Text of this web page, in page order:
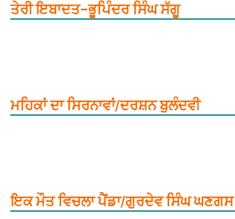
ਤੇਰੀ ਇਬਾਦਤ–ਭੂਪਿੰਦਰ ਸਿੰਘ ਸੱਗੂ
ਮਹਿਕਾਂ ਦਾ ਸਿਰਨਾਵਾਂ/ਦਰਸ਼ਨ ਬੁਲੰਦਵੀ
ਇਕ ਮੌਤ ਵਿਚਲਾ ਪੈਂਡਾ/ਗੁਰਦੇਵ ਸਿੰਘ ਘਣਗਸ